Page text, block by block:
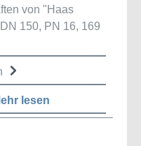
von "Haas
150, PN 16, 169
lesen